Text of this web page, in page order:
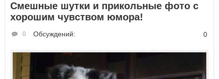
Смешные шутки и прикольные фото с
хорошим чувством юмора!
Обсуждений:
0 0